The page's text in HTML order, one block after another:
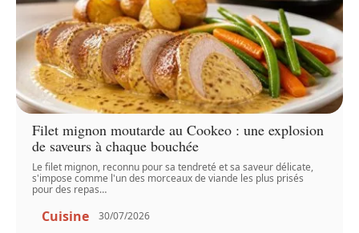
Filet mignon moutarde au Cookeo : une explosion
de saveurs à chaque bouchée
Le filet mignon, reconnu pour sa tendreté et sa saveur délicate,
s'impose comme l'un des morceaux de viande les plus prisés
pour des repas…
Cuisine 30/07/2026